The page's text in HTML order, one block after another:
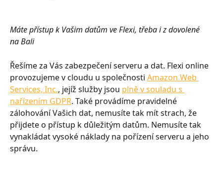
Máte přístup k Vašim datům ve Flexi, třeba i z dovolené
na Bali
Řešíme za Vás zabezpečení serveru a dat. Flexi online
provozujeme v cloudu u společnosti Amazon Web
Services, Inc., jejíž služby jsou plně v souladu s
nařízením GDPR. Také provádíme pravidelné
zálohování Vašich dat, nemusíte tak mít strach, že
přijdete o přístup k důležitým datům. Nemusíte tak
vynakládat vysoké náklady na pořízení serveru a jeho
správu.